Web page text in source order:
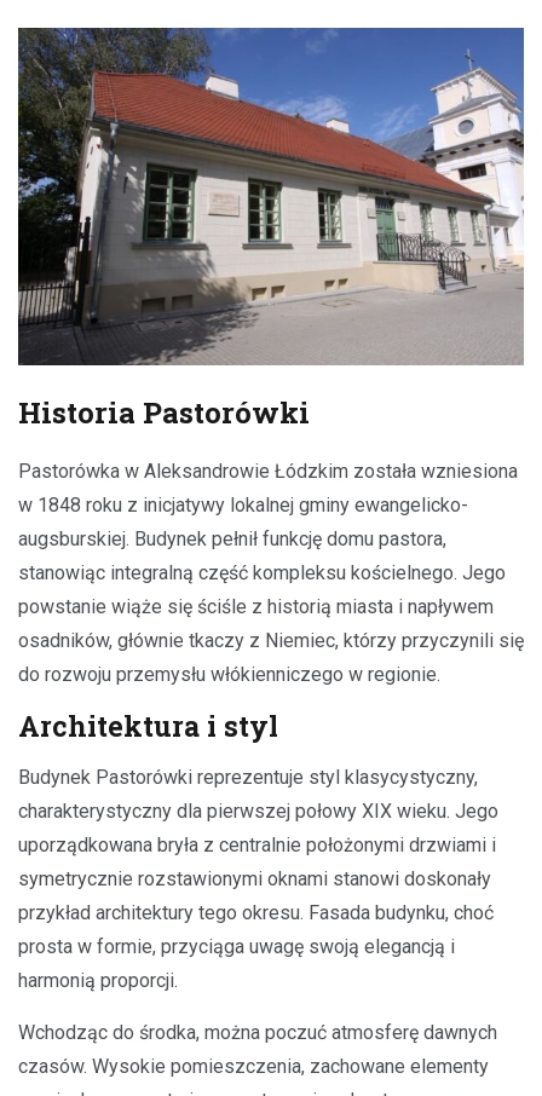
Historia Pastorówki
Pastorówka w Aleksandrowie Łódzkim została wzniesiona
w 1848 roku z inicjatywy lokalnej gminy ewangelicko-
augsburskiej. Budynek pełnił funkcję domu pastora,
stanowiąc integralną część kompleksu kościelnego. Jego
powstanie wiąże się ściśle z historią miasta i napływem
osadników, głównie tkaczy z Niemiec, którzy przyczynili się
do rozwoju przemysłu włókienniczego w regionie.
Architektura i styl
Budynek Pastorówki reprezentuje styl klasycystyczny,
charakterystyczny dla pierwszej połowy XIX wieku. Jego
uporządkowana bryła z centralnie położonymi drzwiami i
symetrycznie rozstawionymi oknami stanowi doskonały
przykład architektury tego okresu. Fasada budynku, choć
prosta w formie, przyciąga uwagę swoją elegancją i
harmonią proporcji.
Wchodząc do środka, można poczuć atmosferę dawnych
czasów. Wysokie pomieszczenia, zachowane elementy